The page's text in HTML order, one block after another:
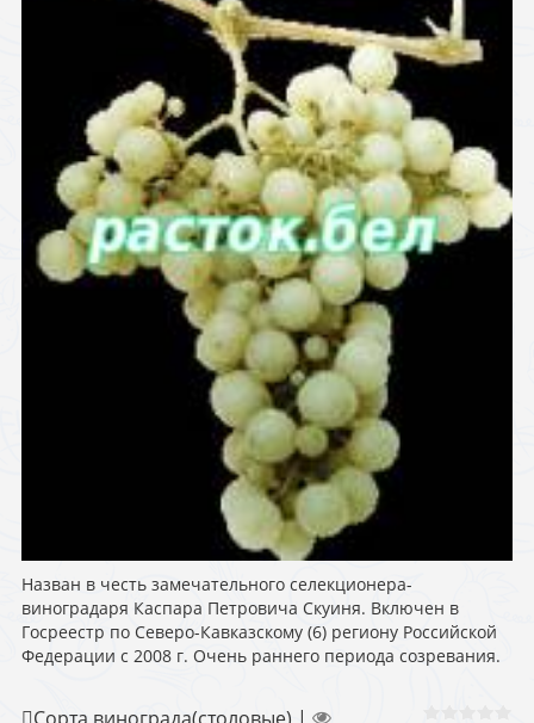
Назван в честь замечательного селекционера-
виноградаря Каспара Петровича Скуиня. Включен в
Госреестр по Северо-Кавказскому (6) региону Российской
Федерации с 2008 г. Очень раннего периода созревания.